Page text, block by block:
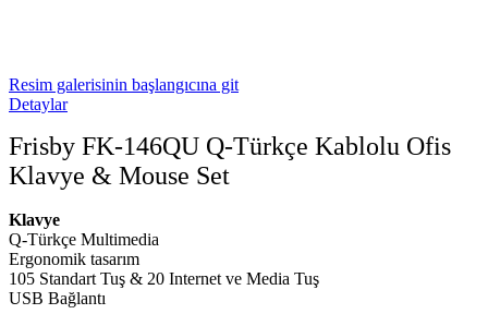
Resim galerisinin başlangıcına git
Detaylar
Frisby FK-146QU Q-Türkçe Kablolu Ofis
Klavye & Mouse Set
Klavye
Q-Türkçe Multimedia
Ergonomik tasarım
105 Standart Tuş & 20 Internet ve Media Tuş
USB Bağlantı